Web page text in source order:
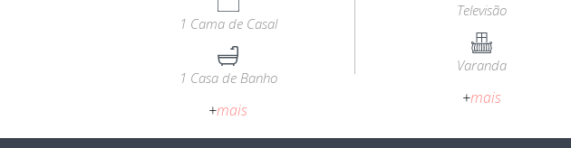
1 Cama de Casal
1 Casa de Banho
+mais
Televisão
Varanda
+mais